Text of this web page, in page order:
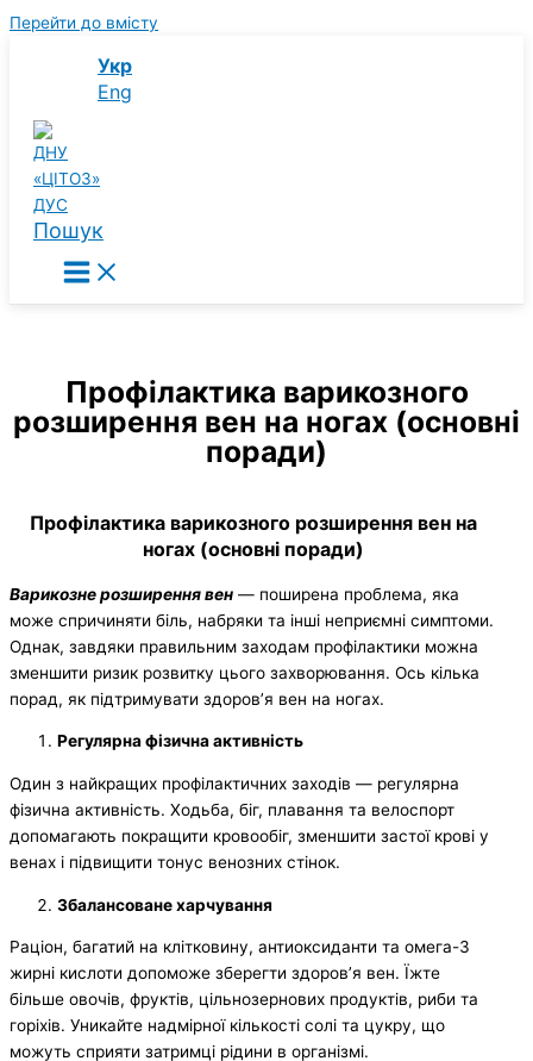
Перейти до вмісту
Укр
Eng
Пошук
Профілактика варикозного
розширення вен на ногах (основні
поради)
Профілактика варикозного розширення вен на
ногах (основні поради)
Варикозне розширення вен — поширена проблема, яка
може спричиняти біль, набряки та інші неприємні симптоми.
Однак, завдяки правильним заходам профілактики можна
зменшити ризик розвитку цього захворювання. Ось кілька
порад, як підтримувати здоров’я вен на ногах.
Регулярна фізична активність
Один з найкращих профілактичних заходів — регулярна
фізична активність. Ходьба, біг, плавання та велоспорт
допомагають покращити кровообіг, зменшити застої крові у
венах і підвищити тонус венозних стінок.
Збалансоване харчування
Раціон, багатий на клітковину, антиоксиданти та омега-3
жирні кислоти допоможе зберегти здоров’я вен. Їжте
більше овочів, фруктів, цільнозернових продуктів, риби та
горіхів. Уникайте надмірної кількості солі та цукру, що
можуть сприяти затримці рідини в організмі.